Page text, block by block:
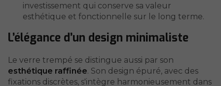
investissement qui conserve sa valeur
esthétique et fonctionnelle sur le long terme.
L’élégance d’un design minimaliste
Le verre trempé se distingue aussi par son
esthétique raffinée. Son design épuré, avec des
fixations discrètes, s'intègre harmonieusement dans